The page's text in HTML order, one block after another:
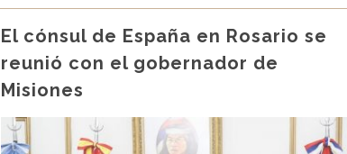
El cónsul de España en Rosario se
reunió con el gobernador de
Misiones